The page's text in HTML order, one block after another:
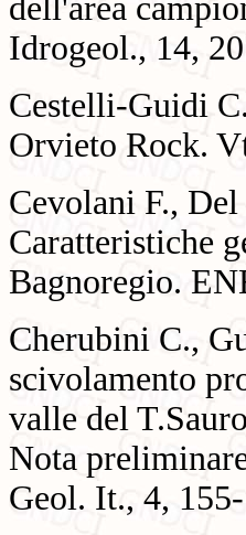
dell'area
Idrogeol., 14,
Cestelli-Guidi
Orvieto Rock.
Cevolani F.,
Caratteristiche
Bagnoregio.
Cherubini C.,
scivolamento
valle del
Nota
Geol. It., 4,